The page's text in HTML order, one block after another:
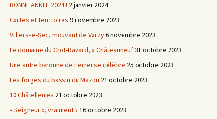
BONNE ANNEE 2024 ! 2 janvier 2024
Cartes et territoires 9 novembre 2023
Villiers-le-Sec, mouvant de Varzy6 novembre 2023
Le domaine du Crot-Ravard, à Châteauneuf31 octobre 2023
Une autre baronne de Perreuse célèbre 25 octobre 2023
Les forges du bassin du Mazou 21 octobre 2023
10 Châtellenies 21 octobre 2023
« Seigneur », vraiment ? 16 octobre 2023